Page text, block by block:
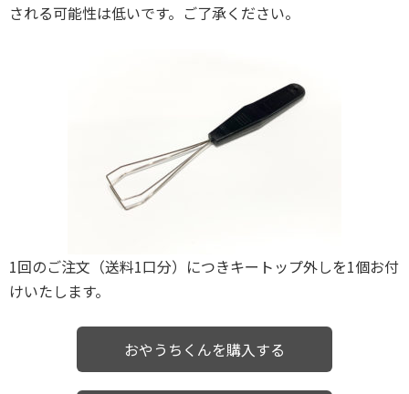
される可能性は低いです。ご了承ください。
1回のご注文（送料1口分）につきキートップ外しを1個お付
けいたします。
おやうちくんを購入する